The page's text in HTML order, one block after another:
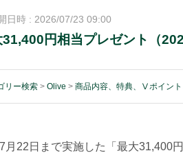
日時 : 2026/07/23 09:00
31,400円相当プレゼント（
リー検索 > Olive > 商品内容、特典、Ⅴポイン
月22日まで実施した「最大31,400